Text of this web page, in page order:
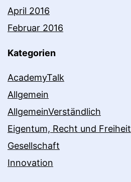
April 2016
Februar 2016
Kategorien
AcademyTalk
Allgemein
AllgemeinVerständlich
Eigentum, Recht und Freiheit
Gesellschaft
Innovation